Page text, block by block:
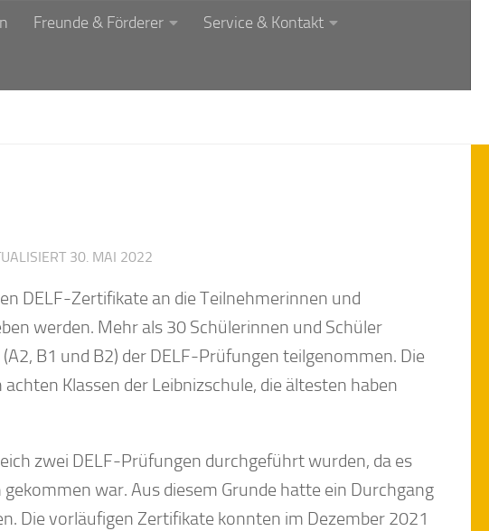
Freunde & Förderer Service & Kontakt
30. MAI 2022
DELF-Zertifikate an die Teilnehmerinnen und
werden. Mehr als 30 Schülerinnen und Schüler
B1 und B2) der DELF-Prüfungen teilgenommen. Die
Klassen der Leibnizschule, die ältesten haben
zwei DELF-Prüfungen durchgeführt wurden, da es
war. Aus diesem Grunde hatte ein Durchgang
Die vorläufigen Zertifikate konnten im Dezember 2021